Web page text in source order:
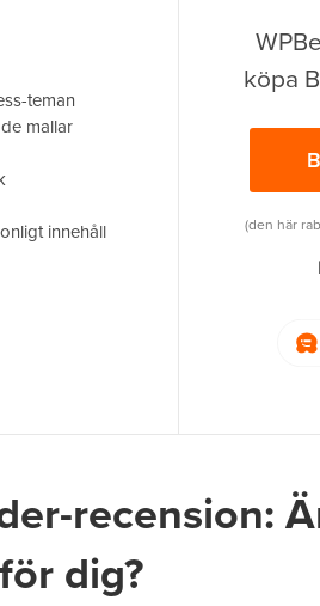
teman
mallar
innehåll
köpa
(den här
|
recension:
dig?